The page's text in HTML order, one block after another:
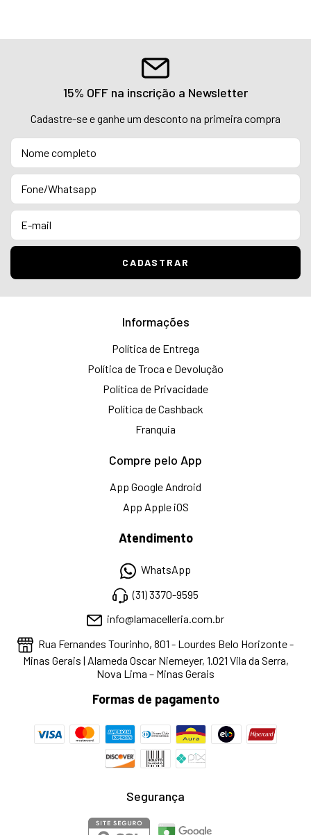
15% OFF na inscrição a Newsletter
Cadastre-se e ganhe um desconto na primeira compra
Informações
Política de Entrega
Política de Troca e Devolução
Política de Privacidade
Política de Cashback
Franquia
Compre pelo App
App Google Android
App Apple iOS
Atendimento
WhatsApp
(31) 3370-9595
info@lamacelleria.com.br
Rua Fernandes Tourinho, 801 - Lourdes Belo Horizonte -
Minas Gerais | Alameda Oscar Niemeyer, 1.021 Vila da Serra,
Nova Lima – Minas Gerais
Formas de pagamento
Segurança